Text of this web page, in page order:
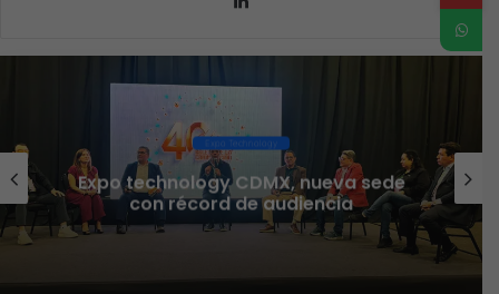
Ciberseguridad
Veeam nombra a Fernando Zambrana
Country Manager para México